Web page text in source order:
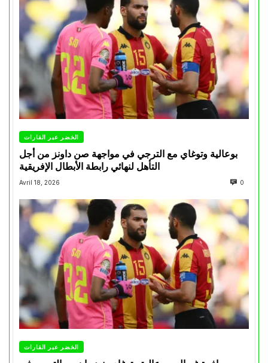
الخضر عبر القارات
بوعالية وتوغاي مع الترجي في مواجهة صن داونز من أجل
التأهل لنهائي رابطة الأبطال الإفريقية
Avril 18, 2026 0
الخضر عبر القارات